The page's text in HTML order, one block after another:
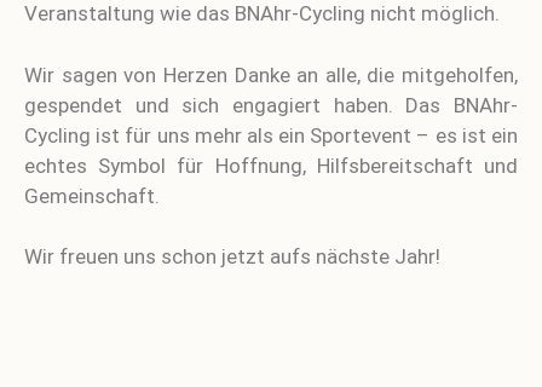
Veranstaltung wie das BNAhr-Cycling nicht möglich.
Wir sagen von Herzen Danke an alle, die mitgeholfen,
gespendet und sich engagiert haben. Das BNAhr-
Cycling ist für uns mehr als ein Sportevent – es ist ein
echtes Symbol für Hoffnung, Hilfsbereitschaft und
Gemeinschaft.
Wir freuen uns schon jetzt aufs nächste Jahr!